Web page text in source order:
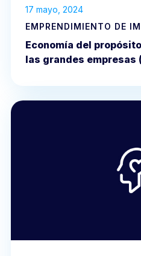
17 mayo, 2024
EMPRENDIMIENTO DE
Economía del
las grandes empresas